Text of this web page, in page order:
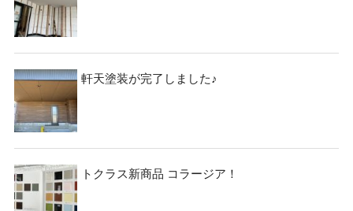
軒天塗装が完了しました♪
トクラス新商品 コラージア！